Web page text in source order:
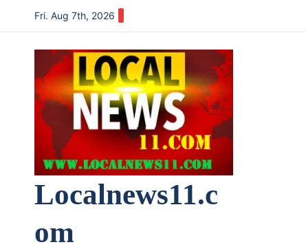
to
content
Fri. Aug 7th, 2026
Localnews11.c
om